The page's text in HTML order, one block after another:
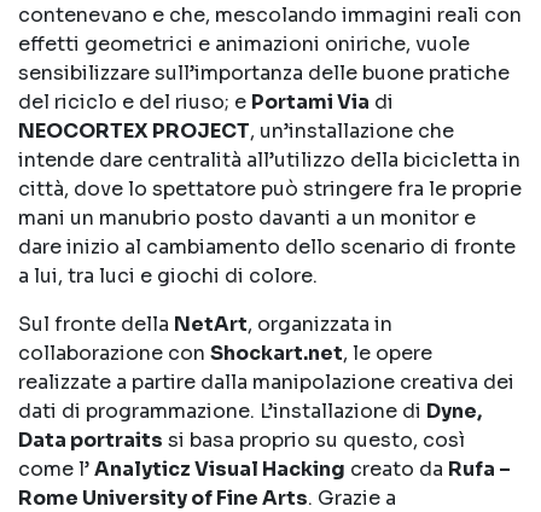
contenevano e che, mescolando immagini reali con
effetti geometrici e animazioni oniriche, vuole
sensibilizzare sull’importanza delle buone pratiche
del riciclo e del riuso; e Portami Via di
NEOCORTEX PROJECT, un’installazione che
intende dare centralità all’utilizzo della bicicletta in
città, dove lo spettatore può stringere fra le proprie
mani un manubrio posto davanti a un monitor e
dare inizio al cambiamento dello scenario di fronte
a lui, tra luci e giochi di colore.
Sul fronte della NetArt, organizzata in
collaborazione con Shockart.net, le opere
realizzate a partire dalla manipolazione creativa dei
dati di programmazione. L’installazione di Dyne,
Data portraits si basa proprio su questo, così
come l’Analyticz Visual Hacking creato da Rufa –
Rome University of Fine Arts. Grazie a